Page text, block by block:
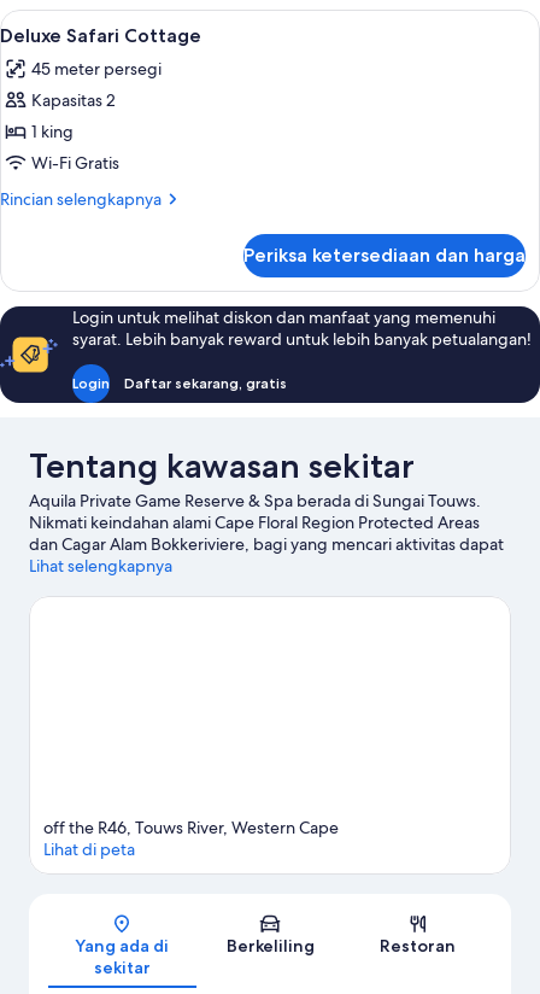
Lihat
semua
foto
untuk
Deluxe
Safari
Cottage
Brankas, meja kerja, ruang kerja
3
Deluxe Safari Cottage
45 meter persegi
Kapasitas 2
1 king
Wi-Fi Gratis
Rincian selengkapnya
Rincian
Deluxe
Safari
Cottage
Periksa ketersediaan dan harga
Login untuk melihat diskon dan manfaat yang memenuhi
syarat. Lebih banyak reward untuk lebih banyak petualangan!
Login Daftar sekarang, gratis
Tentang kawasan sekitar
Aquila Private Game Reserve & Spa berada di Sungai Touws.
Nikmati keindahan alami Cape Floral Region Protected Areas
dan Cagar Alam Bokkeriviere, bagi yang mencari aktivitas dapat
mengunjungi Klub Golf Hex Valley. Jangan lupa untuk
panduan perjalanan kami untuk Sungai Touws
Lihat selengkapnya
Peta
off the R46, Touws River, Western Cape
Lihat di peta
Yang ada di
sekitar
Berkeliling Restoran